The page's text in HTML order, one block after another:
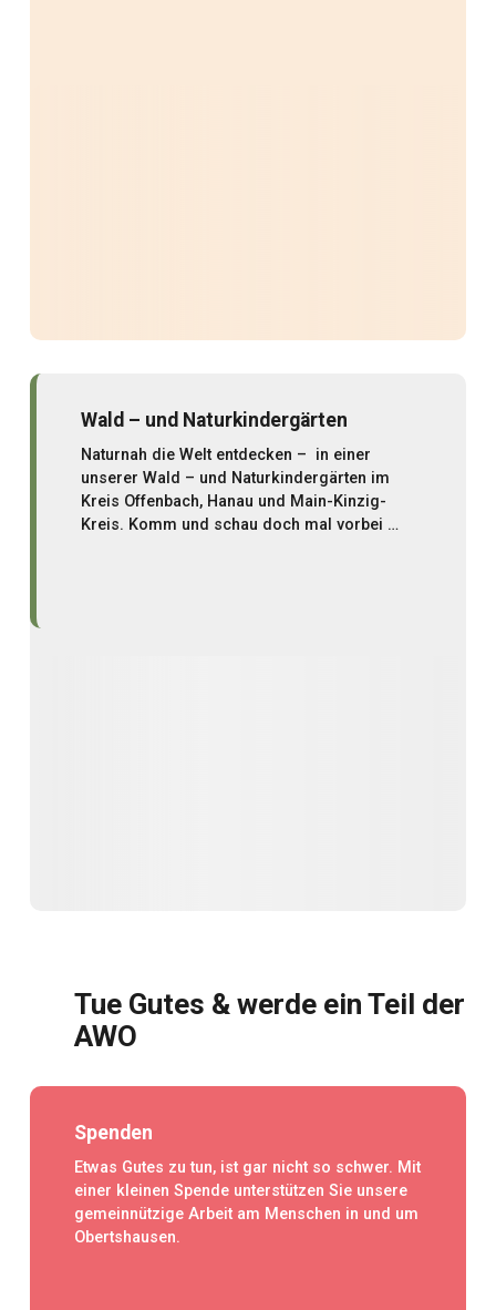
Wald – und Naturkindergärten
Naturnah die Welt entdecken – in einer
unserer Wald – und Naturkindergärten im
Kreis Offenbach, Hanau und Main-Kinzig-
Kreis. Komm und schau doch mal vorbei …
Tue Gutes & werde ein Teil der
AWO
Spenden
Etwas Gutes zu tun, ist gar nicht so schwer. Mit
einer kleinen Spende unterstützen Sie unsere
gemeinnützige Arbeit am Menschen in und um
Obertshausen.